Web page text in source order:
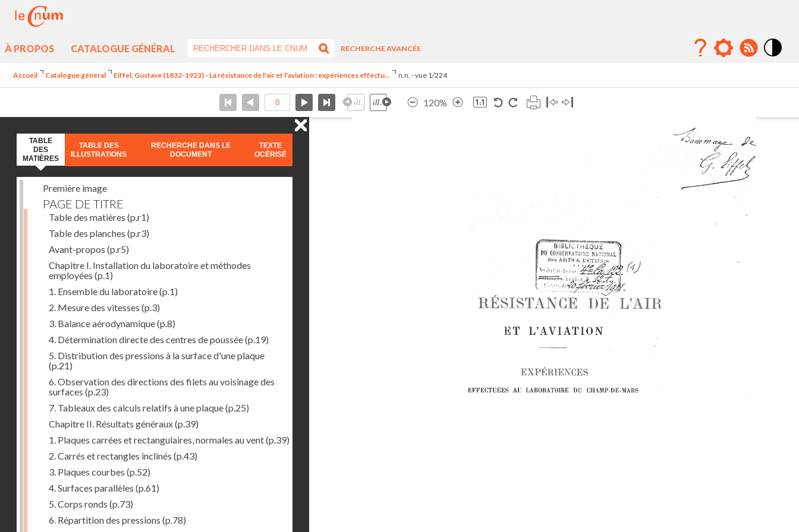
À PROPOS CATALOGUE GÉNÉRAL
RECHERCHE AVANCÉE
Accueil Catalogue général Eiffel, Gustave (1832-1923) - La résistance de l'air et l'aviation : expériences effectu... n.n. - vue 1/224
120%
TABLE
DES
MATIÈRES
TABLE DES
ILLUSTRATIONS
RECHERCHE DANS LE
DOCUMENT
TEXTE
OCÉRISÉ
Première image
PAGE DE TITRE
Table des matières (p.r1)
Table des planches (p.r3)
Avant-propos (p.r5)
Chapitre I. Installation du laboratoire et méthodes
employées (p.1)
1. Ensemble du laboratoire(p.1)
2. Mesure des vitesses (p.3)
3. Balance aérodynamique(p.8)
4. Détermination directe des centres de poussée(p.19)
5. Distribution des pressions à la surface d'une plaque
(p.21)
6. Observation des directions des filets au voisinage des
surfaces (p.23)
7. Tableaux des calculs relatifs à une plaque(p.25)
Chapitre II. Résultats généraux(p.39)
1. Plaques carrées et rectangulaires, normales au vent(p.39)
2. Carrés et rectangles inclinés (p.43)
3. Plaques courbes (p.52)
4. Surfaces parallèles (p.61)
5. Corps ronds (p.73)
6. Répartition des pressions (p.78)